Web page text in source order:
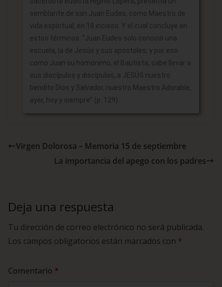
semblante de san Juan Eudes, como Maestro de
vida espiritual, en 18 incisos. Y el cual concluye en
estos términos: “Juan Eudes solo conoció una
escuela, la de Jesús y sus apóstoles, y por eso
como Juan su homónimo, el Bautista, sabe llevar a
sus discípulos y discípulas, a JESÚS nuestro
bendito Dios y Salvador, nuestro Maestro Adorable,
ayer, hoy y siempre” (p. 129).
Virgen Dolorosa – Memoria 15 de septiembre
La importancia del apego con los padres
Deja una respuesta
Tu dirección de correo electrónico no será publicada.
Los campos obligatorios están marcados con *
Comentario *